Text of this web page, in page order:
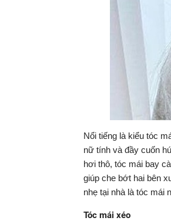
Nổi tiếng là kiểu tóc
nữ tính và đầy cuốn
hơi thô, tóc mái bay
giúp che bớt hai bên
nhẹ tại nhà là tóc mái
Tóc mái xéo